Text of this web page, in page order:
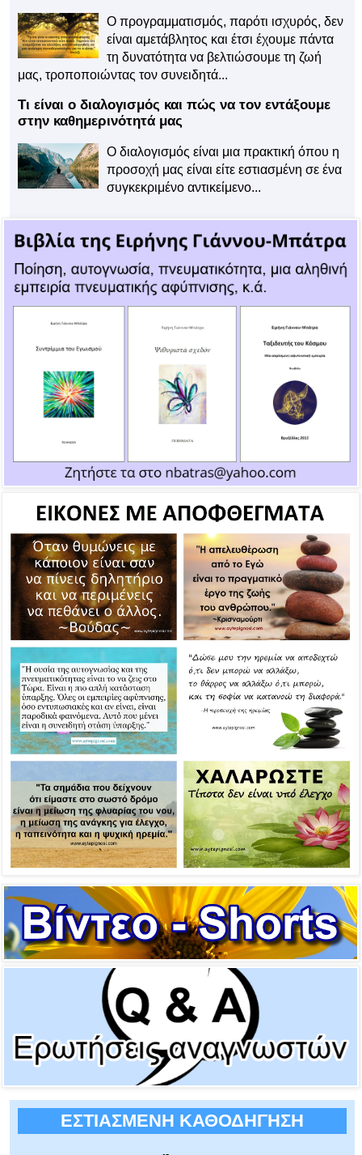
Ο προγραμματισμός, παρότι ισχυρός, δεν
είναι αμετάβλητος και έτσι έχουμε πάντα
τη δυνατότητα να βελτιώσουμε τη ζωή
μας, τροποποιώντας τον συνειδητά...
Τι είναι ο διαλογισμός και πώς να τον εντάξουμε
στην καθημερινότητά μας
Ο διαλογισμός είναι μια πρακτική όπου η
προσοχή μας είναι είτε εστιασμένη σε ένα
συγκεκριμένο αντικείμενο...
ΕΣΤΙΑΣΜΕΝΗ ΚΑΘΟΔΗΓΗΣΗ